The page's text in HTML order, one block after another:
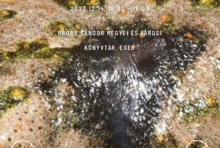
2023.12.14. 16:30 - 18:00
BRÓDY SÁNDOR MEGYEI ÉS VÁROSI
KÖNYVTÁR, EGER